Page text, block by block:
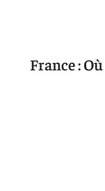
France :